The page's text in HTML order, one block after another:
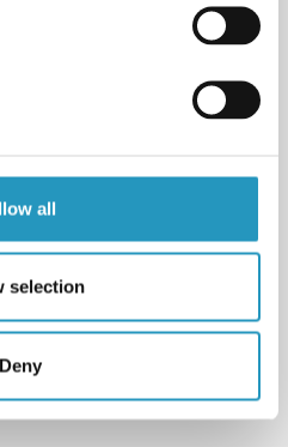
all
selection
Deny
версий траков: standard,
Версия soft, например,
для ограниченного
wide обеспечивает